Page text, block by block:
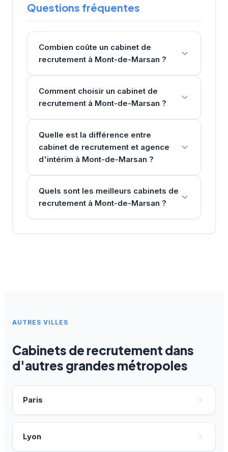
Questions fréquentes
Combien coûte un cabinet de
recrutement à Mont-de-Marsan ?
Comment choisir un cabinet de
recrutement à Mont-de-Marsan ?
Quelle est la différence entre
cabinet de recrutement et agence
d'intérim à Mont-de-Marsan ?
Quels sont les meilleurs cabinets de
recrutement à Mont-de-Marsan ?
AUTRES VILLES
Cabinets de recrutement dans
d'autres grandes métropoles
Paris
Lyon